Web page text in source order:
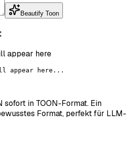
Beautify Toon
appear here
appear here...
sofort in TOON-Format. Ein
Format, perfekt für LLM-